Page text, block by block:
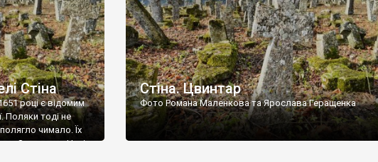
Стіна
році є відомим
Поляки тоді не
чимало. Їх
Замковим. Нині
Стіна. Цвинтар
Фото Романа Маленкова та Ярослава Геращенка